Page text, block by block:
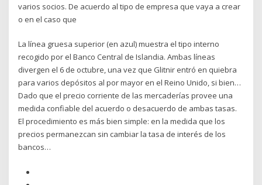
varios socios. De acuerdo al tipo de empresa que vaya a crear
o en el caso que
La línea gruesa superior (en azul) muestra el tipo interno
recogido por el Banco Central de Islandia. Ambas líneas
divergen el 6 de octubre, una vez que Glitnir entró en quiebra
para varios depósitos al por mayor en el Reino Unido, si bien…
Dado que el precio corriente de las mercaderías provee una
medida confiable del acuerdo o desacuerdo de ambas tasas.
El procedimiento es más bien simple: en la medida que los
precios permanezcan sin cambiar la tasa de interés de los
bancos…